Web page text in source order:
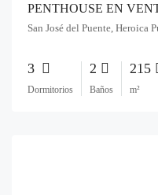
PENTHOUSE EN
San José del Puente, Heroica
3
Dormitorios
2
Baños
215
m²